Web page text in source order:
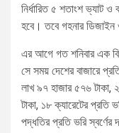
নির্ধারিত ৫ শতাংশ ভ্যাট
হবে। তবে গহনার ডিজাইন
এর আগে গত শনিবার এক
সে সময় দেশের বাজারে
লাখ ৯৭ হাজার ৫৭৬ টাকা,
টাকা, ১৮ ক্যারেটের প্রতি
পদ্ধতির প্রতি ভরি স্বর্ণের